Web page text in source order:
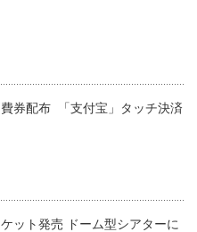
券配布 「支付宝」タッチ決済
ケット発売 ドーム型シアターに